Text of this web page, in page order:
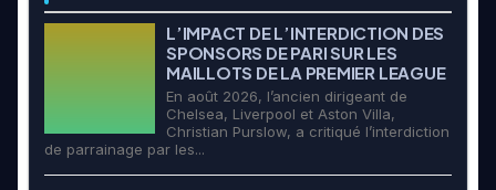
L’IMPACT DE L’INTERDICTION DES
SPONSORS DE PARI SUR LES
MAILLOTS DE LA PREMIER LEAGUE
En août 2026, l’ancien dirigeant de
Chelsea, Liverpool et Aston Villa,
Christian Purslow, a critiqué l’interdiction
de parrainage par les...